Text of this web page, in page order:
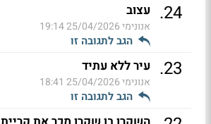
24
. עצוב
אנונימי25/04/2026 19:14
הגב לתגובה זו
23
. עיר ללא עתיד
אנונימי25/04/2026 18:41
הגב לתגובה זו